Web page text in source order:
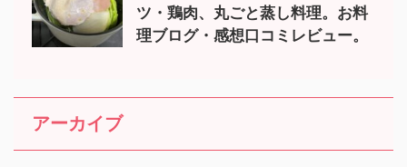
ツ・鶏肉、丸ごと蒸し料理。お料
理ブログ・感想口コミレビュー。
アーカイブ